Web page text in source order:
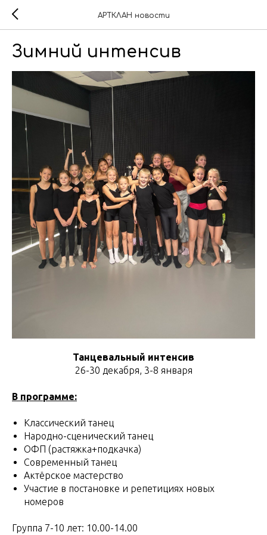
АРТКЛАН новости
Зимний интенсив
Танцевальный интенсив
26-30 декабря, 3-8 января
В программе:
Классический танец
Народно-сценический танец
ОФП (растяжка+подкачка)
Современный танец
Актёрское мастерство
Участие в постановке и репетициях новых
номеров
Группа 7-10 лет: 10.00-14.00